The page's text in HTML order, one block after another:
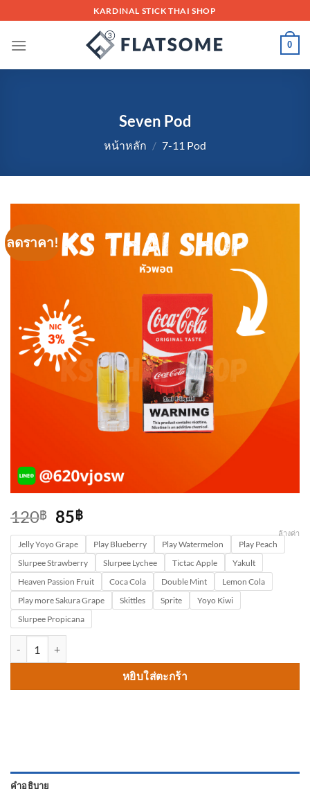
to
content
KARDINAL STICK THAI SHOP
0
Seven Pod
หน้าหลัก / 7-11 Pod
ลดราคา!
120฿
Original
price
was:
120฿.
85฿Current
price
is:
85฿.
Jelly Yoyo Grape Play Blueberry Play Watermelon
Play Peach
Slurpee Strawberry
Slurpee Lychee Tictac Apple
Yakult
Heaven Passion Fruit
Coca Cola Double Mint
Lemon Cola
Play more Sakura Grape
Skittles Sprite
Yoyo Kiwi
Slurpee Propicana
ล้างค่า
หยิบใส่ตะกร้า
คำอธิบาย